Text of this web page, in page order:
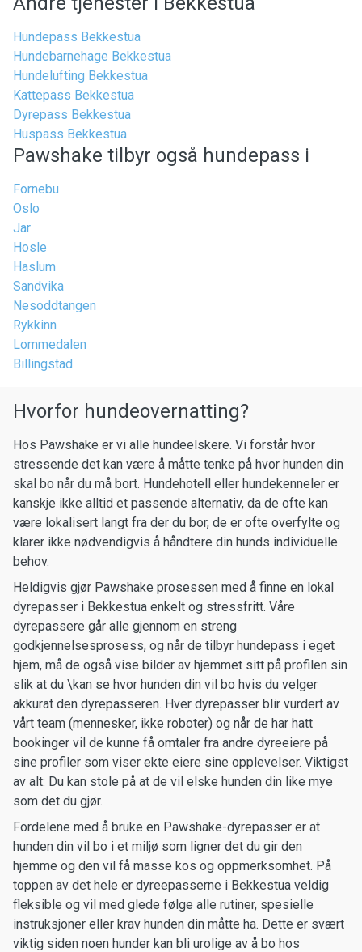
Hundepass Bekkestua
Hundebarnehage Bekkestua
Hundelufting Bekkestua
Kattepass Bekkestua
Dyrepass Bekkestua
Huspass Bekkestua
Pawshake tilbyr også hundepass i
Fornebu
Oslo
Jar
Hosle
Haslum
Sandvika
Nesoddtangen
Rykkinn
Lommedalen
Billingstad
Hvorfor hundeovernatting?
Hos Pawshake er vi alle hundeelskere. Vi forstår hvor
stressende det kan være å måtte tenke på hvor hunden din
skal bo når du må bort. Hundehotell eller hundekenneler er
kanskje ikke alltid et passende alternativ, da de ofte kan
være lokalisert langt fra der du bor, de er ofte overfylte og
klarer ikke nødvendigvis å håndtere din hunds individuelle
behov.
Heldigvis gjør Pawshake prosessen med å finne en lokal
dyrepasser i Bekkestua enkelt og stressfritt. Våre
dyrepassere går alle gjennom en streng
godkjennelsesprosess, og når de tilbyr hundepass i eget
hjem, må de også vise bilder av hjemmet sitt på profilen sin
slik at du \kan se hvor hunden din vil bo hvis du velger
akkurat den dyrepasseren. Hver dyrepasser blir vurdert av
vårt team (mennesker, ikke roboter) og når de har hatt
bookinger vil de kunne få omtaler fra andre dyreeiere på
sine profiler som viser ekte eiere sine opplevelser. Viktigst
av alt: Du kan stole på at de vil elske hunden din like mye
som det du gjør.
Fordelene med å bruke en Pawshake-dyrepasser er at
hunden din vil bo i et miljø som ligner det du gir den
hjemme og den vil få masse kos og oppmerksomhet. På
toppen av det hele er dyreepasserne i Bekkestua veldig
fleksible og vil med glede følge alle rutiner, spesielle
instruksjoner eller krav hunden din måtte ha. Dette er svært
viktig siden noen hunder kan bli urolige av å bo hos